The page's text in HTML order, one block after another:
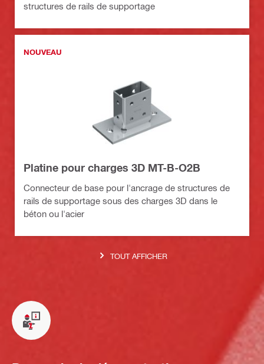
structures de rails de supportage
NOUVEAU
Platine pour charges 3D MT-B-O2B
Connecteur de base pour l'ancrage de structures de
rails de supportage sous des charges 3D dans le
béton ou l'acier
TOUT AFFICHER